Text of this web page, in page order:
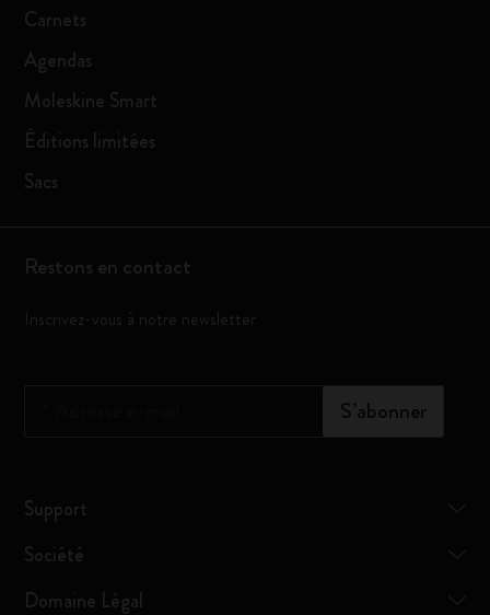
Carnets
Agendas
Moleskine Smart
Éditions limitées
Sacs
Restons en contact
Inscrivez-vous à notre newsletter
S’abonner
Support
Société
Domaine Légal